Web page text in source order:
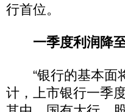
行首位。
一季度利润降
“银行的基本面将
计，上市银行一季